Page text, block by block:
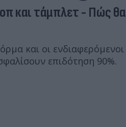
και τάμπλετ - Πώς θα
και οι ενδιαφερόμενοι
επιδότηση 90%.